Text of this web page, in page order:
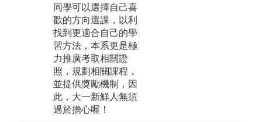
同學可以選擇自己喜
歡的方向選課，以利
找到更適合自己的學
習方法，本系更是極
力推廣考取相關證
照，規劃相關課程，
並提供獎勵機制，因
此，大一新鮮人無須
過於擔心喔！